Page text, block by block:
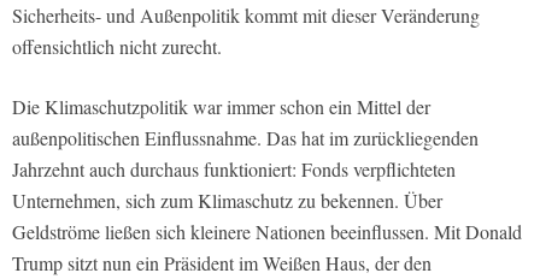
Sicherheits- und Außenpolitik kommt mit dieser Veränderung
offensichtlich nicht zurecht.
Die Klimaschutzpolitik war immer schon ein Mittel der
außenpolitischen Einflussnahme. Das hat im zurückliegenden
Jahrzehnt auch durchaus funktioniert: Fonds verpflichteten
Unternehmen, sich zum Klimaschutz zu bekennen. Über
Geldströme ließen sich kleinere Nationen beeinflussen. Mit Donald
Trump sitzt nun ein Präsident im Weißen Haus, der den